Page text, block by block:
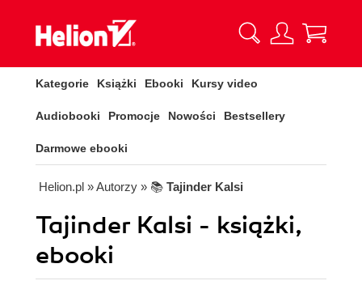
Kategorie Książki Ebooki Kursy video
Audiobooki Promocje Nowości Bestsellery
Darmowe ebooki
Helion.pl » Autorzy » 📚 Tajinder Kalsi
Tajinder Kalsi - książki,
ebooki